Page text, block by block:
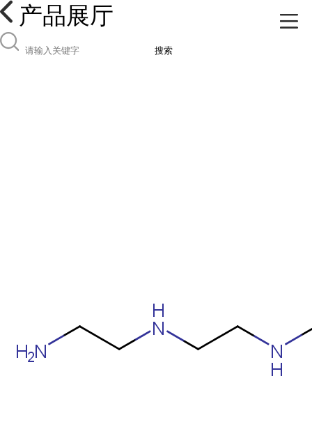
产品展厅
搜索